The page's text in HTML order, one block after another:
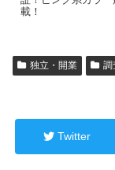
載！
独立・開業 調
Twitter